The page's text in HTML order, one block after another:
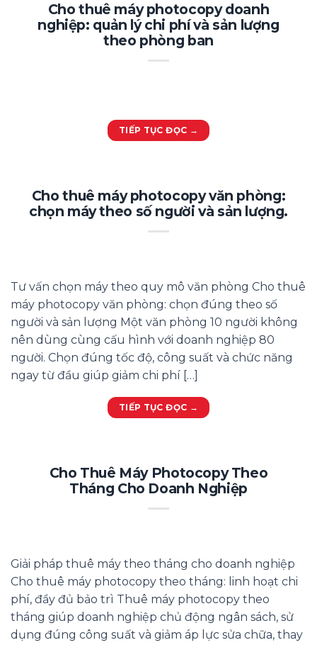
Cho thuê máy photocopy doanh
nghiệp: quản lý chi phí và sản lượng
theo phòng ban
TIẾP TỤC ĐỌC →
Cho thuê máy photocopy văn phòng:
chọn máy theo số người và sản lượng.
Tư vấn chọn máy theo quy mô văn phòng Cho thuê
máy photocopy văn phòng: chọn đúng theo số
người và sản lượng Một văn phòng 10 người không
nên dùng cùng cấu hình với doanh nghiệp 80
người. Chọn đúng tốc độ, công suất và chức năng
ngay từ đầu giúp giảm chi phí […]
TIẾP TỤC ĐỌC →
Cho Thuê Máy Photocopy Theo
Tháng Cho Doanh Nghiệp
Giải pháp thuê máy theo tháng cho doanh nghiệp
Cho thuê máy photocopy theo tháng: linh hoạt chi
phí, đầy đủ bảo trì Thuê máy photocopy theo
tháng giúp doanh nghiệp chủ động ngân sách, sử
dụng đúng công suất và giảm áp lực sửa chữa, thay